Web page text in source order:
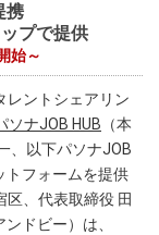
携
プで提供
始～
レントシェアリン
ソナJOB HUB （本
、以下パソナJOB
トフォームを提供
、代表取締役 田
ドビー）は、